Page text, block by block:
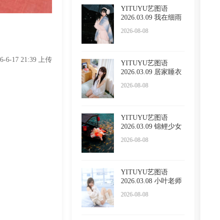
YITUYU艺图语
2026.03.09 我在细雨
2026-08-08
YITUYU艺图语
2026.03.09 居家睡衣
2026-08-08
YITUYU艺图语
2026.03.09 锦鲤少女
2026-08-08
YITUYU艺图语
2026.03.08 小叶老师
2026-08-08
6-17 21:39 上传